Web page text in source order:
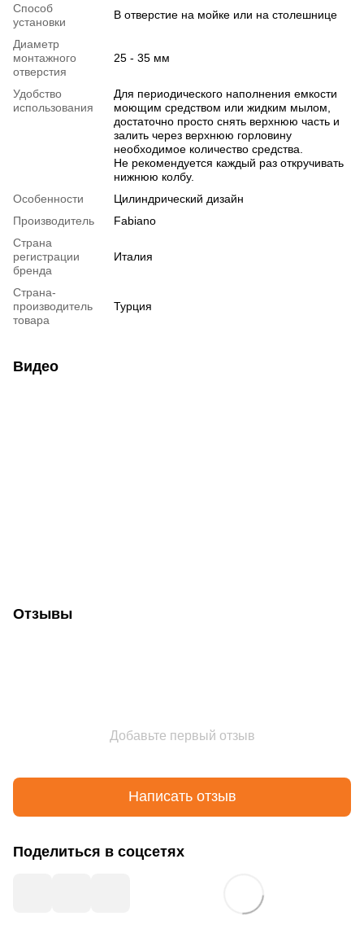
Способ
установки
В отверстие на мойке или на столешнице
Диаметр
монтажного
отверстия
25 - 35 мм
Удобство
использования
Для периодического наполнения емкости
моющим средством или жидким мылом,
достаточно просто снять верхнюю часть и
залить через верхнюю горловину
необходимое количество средства.
Не рекомендуется каждый раз откручивать
нижнюю колбу.
Особенности
Цилиндрический дизайн
Производитель
Fabiano
Страна
регистрации
бренда
Италия
Страна-
производитель
товара
Турция
Видео
Отзывы
Добавьте первый отзыв
Написать отзыв
Поделиться в соцсетях